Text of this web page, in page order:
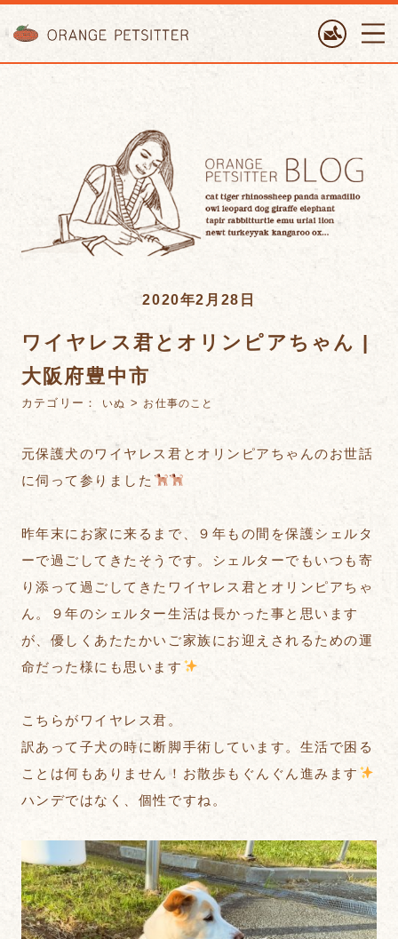
2020年2月28日
ワイヤレス君とオリンピアちゃん |
大阪府豊中市
カテゴリー： いぬ > お仕事のこと
元保護犬のワイヤレス君とオリンピアちゃんのお世話
に伺って参りました
昨年末にお家に来るまで、９年もの間を保護シェルタ
ーで過ごしてきたそうです。シェルターでもいつも寄
り添って過ごしてきたワイヤレス君とオリンピアちゃ
ん。９年のシェルター生活は長かった事と思います
が、優しくあたたかいご家族にお迎えされるための運
命だった様にも思います
こちらがワイヤレス君。
訳あって子犬の時に断脚手術しています。生活で困る
ことは何もありません！お散歩もぐんぐん進みます
ハンデではなく、個性ですね。